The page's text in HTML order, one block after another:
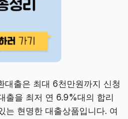
대출은 최대 6천만원까지 신청
출을 최저 연 6.9%대의 합리
는 현명한 대출상품입니다. 여